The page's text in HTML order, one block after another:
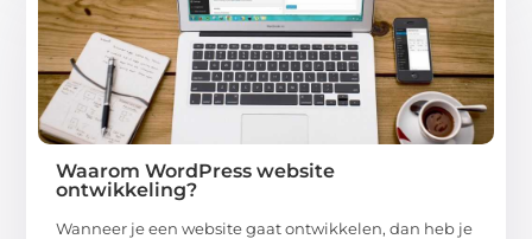
Waarom WordPress website
ontwikkeling?
Wanneer je een website gaat ontwikkelen, dan heb je